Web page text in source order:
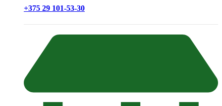
+375 29 101-53-30